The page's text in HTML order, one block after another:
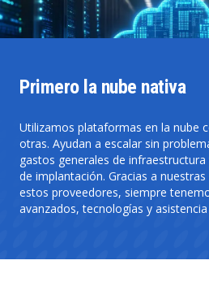
Primero la nube nativa
Utilizamos plataformas en la nube
otras. Ayudan a escalar sin
gastos generales de
de implantación. Gracias a
estos proveedores, siempre
avanzados, tecnologías y